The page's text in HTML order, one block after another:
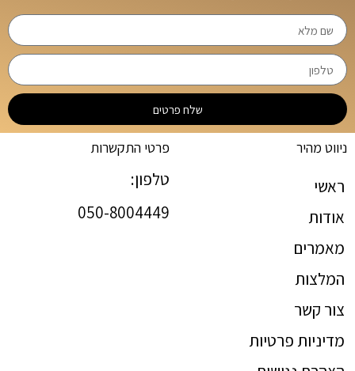
שלח פרטים
ניווט מהיר
ראשי
אודות
מאמרים
המלצות
צור קשר
מדיניות פרטיות
פרטי התקשרות
טלפון:
050-8004449